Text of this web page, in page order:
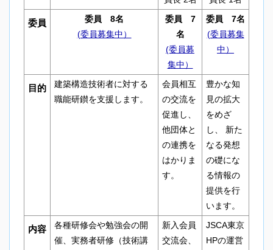
委員
委員 8名
(委員募集中）
委員 7
名
(委員募
集中）
委員 7名
(委員募集
中）
目的
建築構造技術者に対する
職能研鑚を支援します。
会員相互
の交流を
促進し、
他団体と
の連携を
はかりま
す。
豊かな知
見の拡大
をめざ
し、 新た
なる発想
の礎にな
る情報の
提供を行
います。
内容
各種研修会や勉強会の開
催、実務者研修（技術講
新入会員
交流会、
JSCA東京
HPの運営